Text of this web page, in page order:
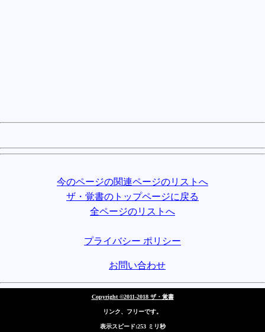
今のページの関連ページのリストへ
ザ・覚書のトップページに戻る
全ページのリストへ
プライバシー ポリシー
お問い合わせ
Copyright ©2011-2018 ザ・覚書
リンク、フリーです。
表示スピード:253 ミリ秒